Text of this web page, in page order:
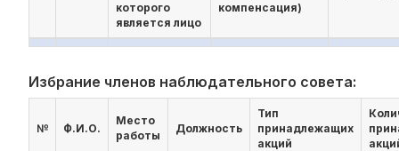
которого
является лицо
компенсация)
Избрание членов наблюдательного совета:
№ Ф.И.О.
Место
работы
Должность
Тип
принадлежащих
акций